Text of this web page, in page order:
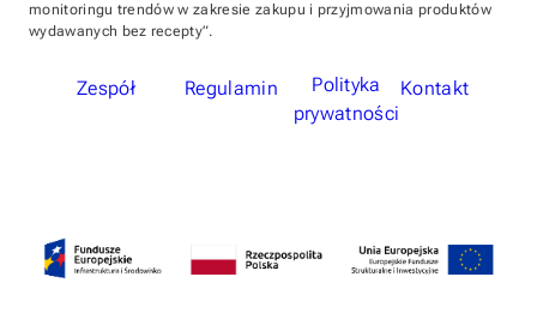
monitoringu trendów w zakresie zakupu i przyjmowania produktów
wydawanych bez recepty”.
Zespół Regulamin
Polityka
prywatności
Kontakt